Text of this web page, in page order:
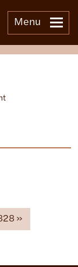
Menu